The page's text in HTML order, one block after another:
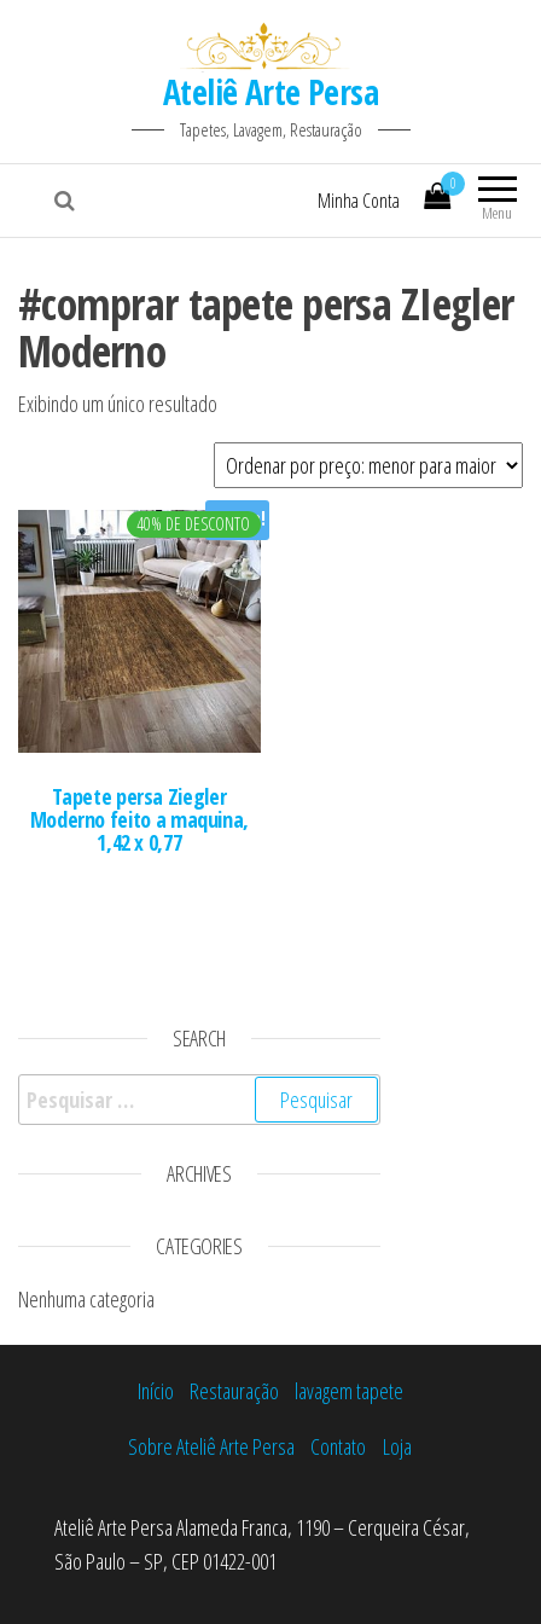
Ateliê Arte Persa
Tapetes, Lavagem, Restauração
Menu
0
Minha Conta
#comprar tapete persa ZIegler
Moderno
Exibindo um único resultado
Oferta!
40% DE DESCONTO
Tapete persa Ziegler
Moderno feito a maquina,
1,42 x 0,77
SEARCH
Pesquisar por:
ARCHIVES
CATEGORIES
Nenhuma categoria
Início Restauração
lavagem tapete
Sobre Ateliê Arte Persa
Contato Loja
Ateliê Arte Persa Alameda Franca, 1190 – Cerqueira César,
São Paulo – SP, CEP 01422-001